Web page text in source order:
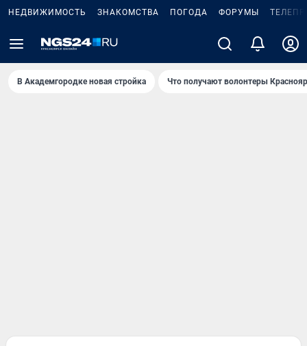
НЕДВИЖИМОСТЬ ЗНАКОМСТВА ПОГОДА ФОРУМЫ
В Академгородке новая стройка Что получают волонтеры